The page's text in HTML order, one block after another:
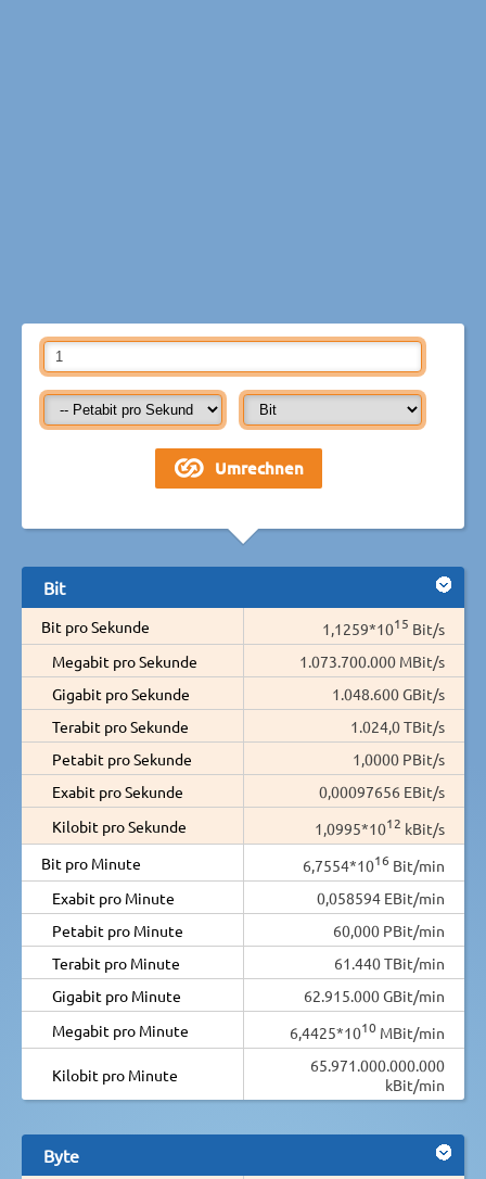
Bit
Bit pro Sekunde 1,1259*1015 Bit/s
Megabit pro Sekunde
1.073.700.000 MBit/s
Gigabit pro Sekunde
1.048.600 GBit/s
Terabit pro Sekunde
1.024,0 TBit/s
Petabit pro Sekunde
1,0000 PBit/s
Exabit pro Sekunde
0,00097656 EBit/s
Kilobit pro Sekunde
1,0995*1012 kBit/s
Bit pro Minute
6,7554*1016 Bit/min
Exabit pro Minute
0,058594 EBit/min
Petabit pro Minute
60,000 PBit/min
Terabit pro Minute
61.440 TBit/min
Gigabit pro Minute
62.915.000 GBit/min
Megabit pro Minute
6,4425*1010 MBit/min
Kilobit pro Minute
65.971.000.000.000
kBit/min
Byte